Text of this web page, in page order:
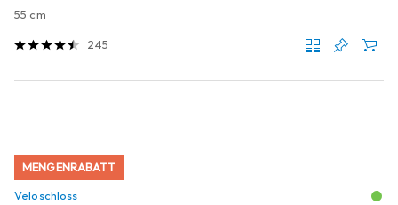
55 cm
245
MENGENRABATT
Veloschloss